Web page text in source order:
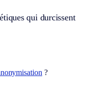
qui durcissent
?